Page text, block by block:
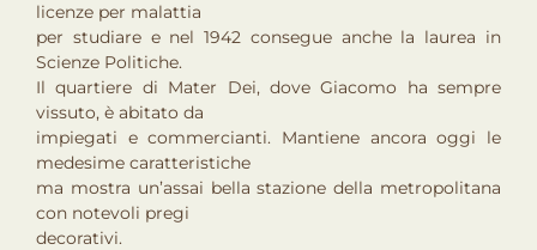
licenze per malattia
per studiare e nel 1942 consegue anche la laurea in
Scienze Politiche.
Il quartiere di Mater Dei, dove Giacomo ha sempre
vissuto, è abitato da
impiegati e commercianti. Mantiene ancora oggi le
medesime caratteristiche
ma mostra un’assai bella stazione della metropolitana
con notevoli pregi
decorativi.